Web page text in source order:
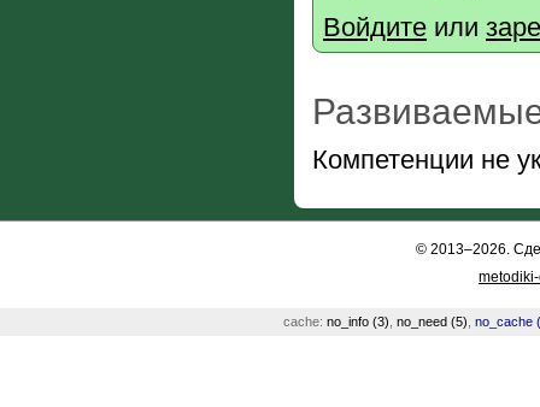
Войдите или
Компетенции не
© 2013–2026.
cache: no_info (3) no_need (5) no_cache